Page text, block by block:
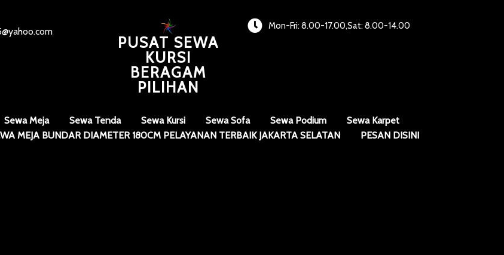
PUSAT SEWA
KURSI
BERAGAM
PILIHAN
Mon-Fri: 8.00-17.00,Sat: 8.00-14.00
Sewa Meja Sewa Tenda Sewa Kursi Sewa Sofa Sewa Podium
Sewa Karpet
MEJA BUNDAR DIAMETER 180CM PELAYANAN TERBAIK JAKARTA SELATAN PESAN DISINI